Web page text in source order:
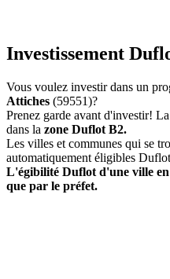
Investissement
Vous voulez investir dans un
Attiches (59551)?
Prenez garde avant d'investir!
dans la zone Duflot B2.
Les villes et communes qui se
automatiquement éligibles
L'égibilité Duflot d'une ville en
que par le préfet.